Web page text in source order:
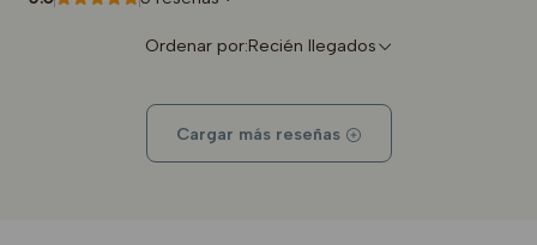
Ordenar por:Recién llegados
Cargar más reseñas